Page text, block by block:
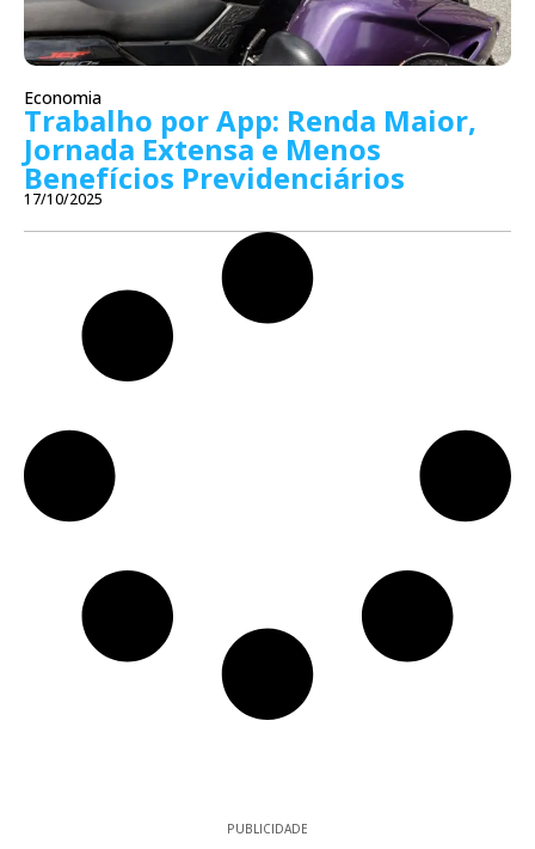
Economia
Trabalho por App: Renda Maior,
Jornada Extensa e Menos
Benefícios Previdenciários
17/10/2025
PUBLICIDADE